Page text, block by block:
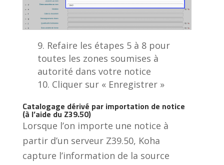
Refaire les étapes 5 à 8 pour
toutes les zones soumises à
autorité dans votre notice
Cliquer sur « Enregistrer »
Catalogage dérivé par importation de notice
(à l’aide du Z39.50)
Lorsque l’on importe une notice à
partir d’un serveur Z39.50, Koha
capture l’information de la source